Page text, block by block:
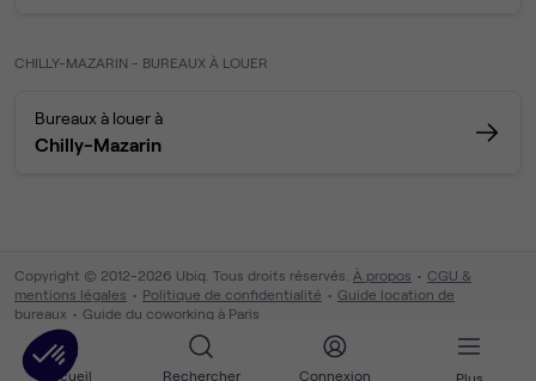
Accueil Rechercher Connexion Plus
CHILLY-MAZARIN - BUREAUX À LOUER
Bureaux à louer à
Chilly-Mazarin
Copyright © 2012-2026 Ubiq. Tous droits réservés. À propos
CGU &
mentions légales
Politique de confidentialité
Guide location de
bureaux
Guide du coworking à Paris